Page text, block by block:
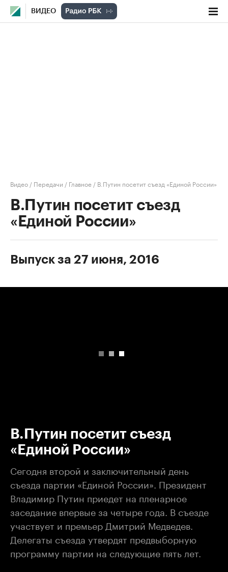
ВИДЕО
Видео / Передачи / Главное / В.Путин посетит съезд «Единой России»
В.Путин посетит съезд
«Единой России»
Выпуск за 27 июня, 2016
В.Путин посетит съезд
«Единой России»
Сегодня второй и заключительный день
съезда партии «Единой России». Президент
Владимир Путин приедет на пленарное
заседание впервые за четыре года. В съезде
участвует и премьер Дмитрий Медведев.
Делегаты съезда утвердят предвыборную
программу партии на следующие пять лет.